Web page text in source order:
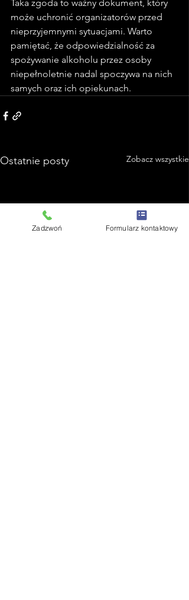
Taka zgoda to ważny dokument, który
może uchronić organizatorów przed
nieprzyjemnymi sytuacjami. Warto
pamiętać, że odpowiedzialność za
spożywanie alkoholu przez osoby
niepełnoletnie nadal spoczywa na nich
samych oraz ich opiekunach.
Ostatnie posty Zobacz wszystkie
Zadzwoń Formularz kontaktowy